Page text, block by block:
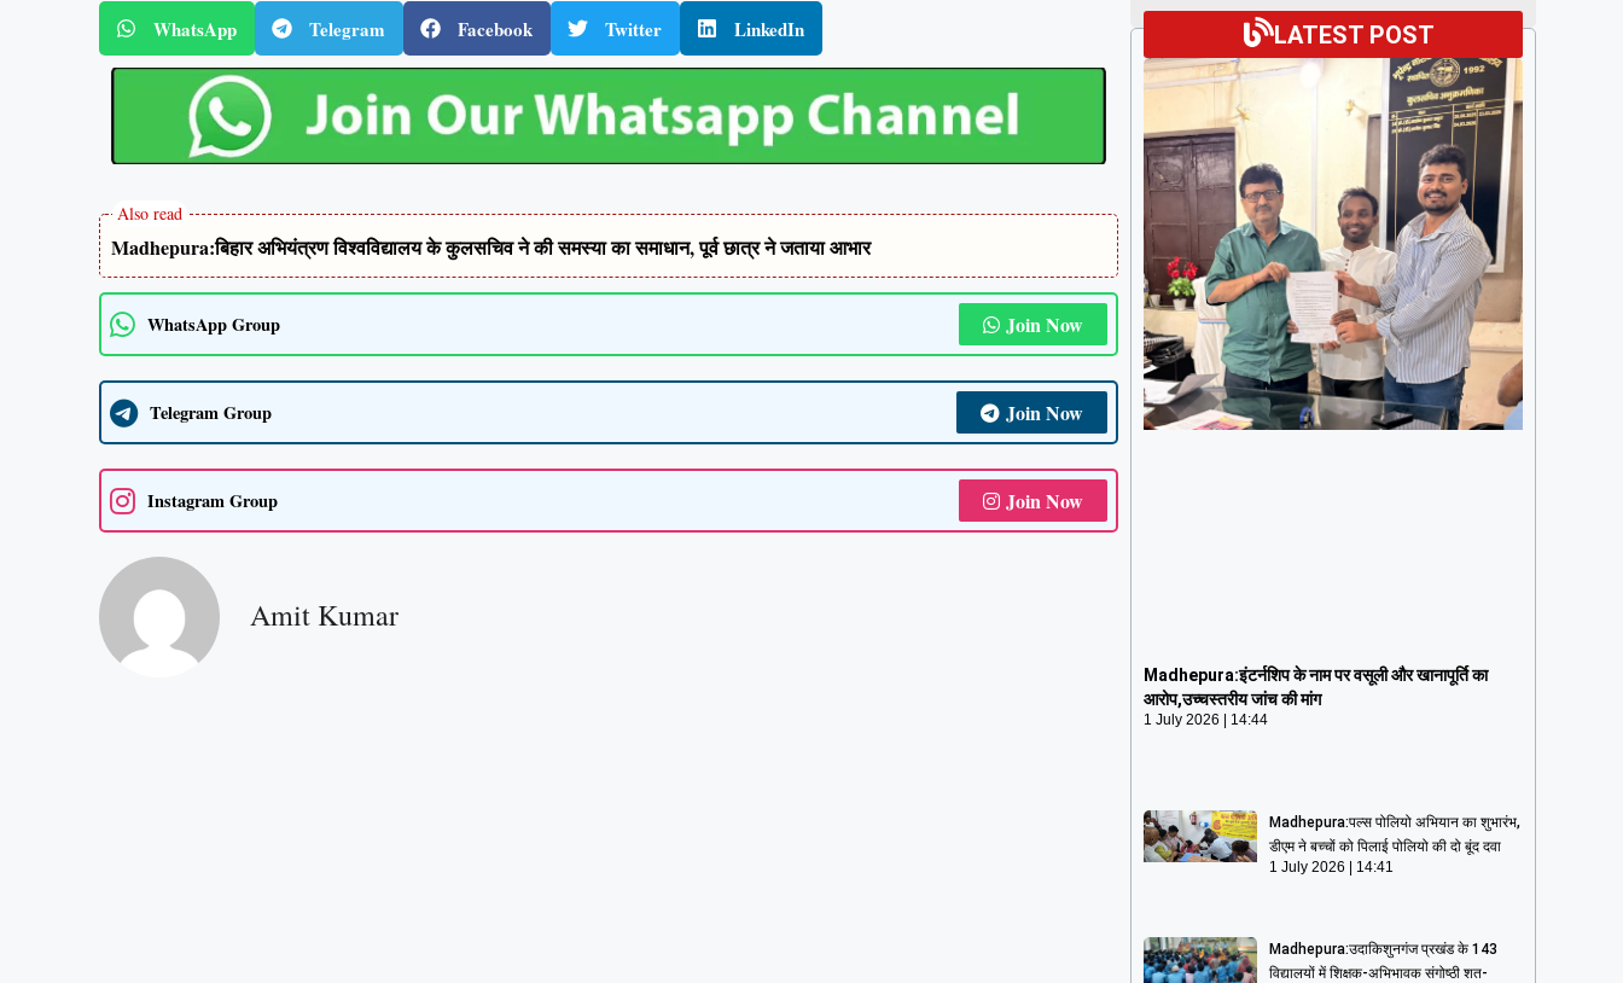
WhatsApp Telegram Facebook Twitter LinkedIn
Madhepura:बिहार अभियंत्रण विश्वविद्यालय के कुलसचिव ने की समस्या का समाधान, पूर्व छात्र ने जताया आभार
WhatsApp Group Join Now
Telegram Group Join Now
Instagram Group Join Now
Amit Kumar
LATEST POST
Madhepura:इंटर्नशिप के नाम पर वसूली और खानापूर्ति का
आरोप,उच्चस्तरीय जांच की मांग
1 July 2026 14:44
1 July 2026 14:44
Madhepura:पल्स पोलियो अभियान का शुभारंभ,
डीएम ने बच्चों को पिलाई पोलियो की दो बूंद दवा
1 July 2026
14:41
Madhepura:उदाकिशुनगंज प्रखंड के 143
विद्यालयों में शिक्षक-अभिभावक संगोष्ठी शत-